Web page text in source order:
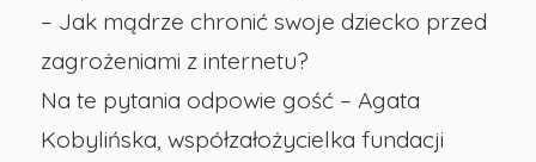
Opolu
– Jak mądrze chronić swoje dziecko przed
zagrożeniami z internetu?
Na te pytania odpowie gość – Agata
Kobylińska, współzałożycielka fundacji